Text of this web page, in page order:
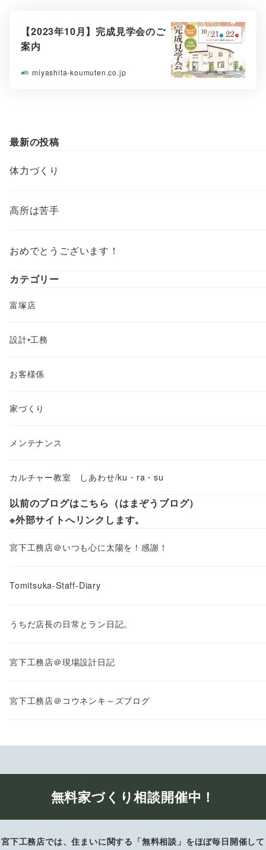
【2023年10月】完成見学会のご
案内
miyashita-koumuten.co.jp
最新の投稿
体力づくり
高所は苦手
おめでとうございます！
カテゴリー
富塚店
設計•工務
お客様係
家づくり
メンテナンス
カルチャー教室 しあわせ/ku・ra・su
以前のブログはこちら（はまぞうブログ）
※外部サイトへリンクします。
宮下工務店＠いつも心に太陽を！感謝！
Tomitsuka-Staff-Diary
うちだ店長の日常とラン日記。
宮下工務店＠現場設計日記
宮下工務店＠コウネンキ～ズブログ
無料家づくり相談開催中！
宮下工務店では、住まいに関する「無料相談」をほぼ毎日開催して